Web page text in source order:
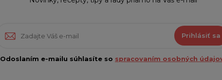
Prihlásiť sa
Odoslaním e-mailu súhlasíte so spracovaním osobných